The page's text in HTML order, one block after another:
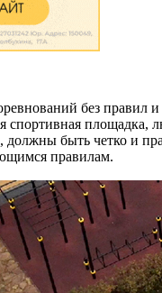
без правил и
спортивная площадка,
должны быть четко и
правилам.